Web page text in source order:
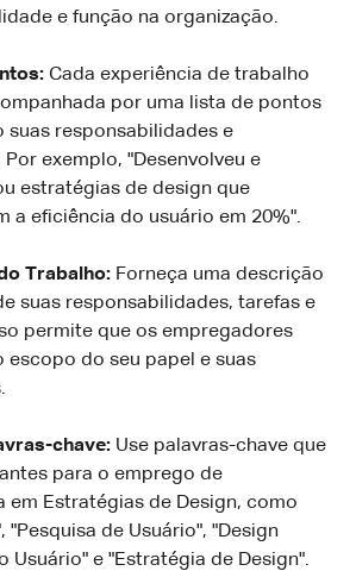
e função na organização.
Cada experiência de trabalho
por uma lista de pontos
suas responsabilidades e
exemplo, "Desenvolveu e
estratégias de design que
a eficiência do usuário em 20%".
Trabalho: Forneça uma descrição
suas responsabilidades, tarefas e
permite que os empregadores
escopo do seu papel e suas
chave: Use palavras-chave que
para o emprego de
em Estratégias de Design, como
"Pesquisa de Usuário", "Design
Usuário" e "Estratégia de Design".